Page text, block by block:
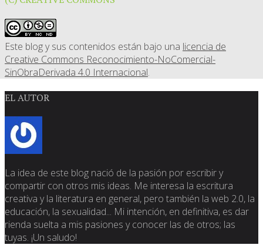
Este blog y sus contenidos están bajo una licencia de
Creative Commons Reconocimiento-NoComercial-
SinObraDerivada 4.0 Internacional.
EL AUTOR
La idea de este blog nació de la pasión por escribir y
compartir con otros mis ideas. Me interesa la escritura
creativa y la literatura en general, pero también la web 2.0, la
educación, la sexualidad... Mi intención, en definitiva, es dar
rienda suelta a mis pasiones y conocer las de otros; las
tuyas. ¡Un saludo!